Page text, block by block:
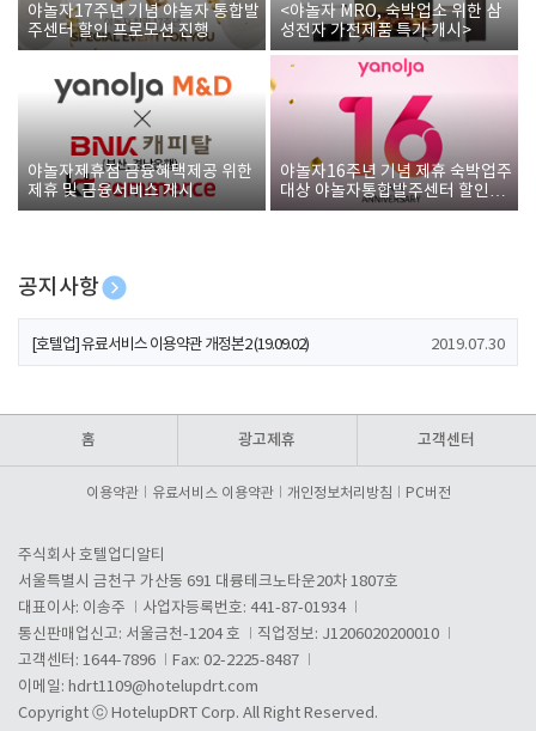
야놀자17주년 기념 야놀자 통합발
주센터 할인 프로모션 진행
<야놀자 MRO, 숙박업소 위한 삼
성전자 가전제품 특가 개시>
야놀자제휴점 금융혜택제공 위한
제휴 및 금융서비스 게시
야놀자16주년 기념 제휴 숙박업주
대상 야놀자통합발주센터 할인쿠
폰 증정
공지사항
[호텔업] 개인정보 처리방침 개정본1 (19.09.02)
[호텔업] 유료서비스 이용약관 개정본2 (19.09.02) 2019.07.30
홈 광고제휴 고객센터
이용약관 유료서비스 이용약관 개인정보처리방침 PC버전
주식회사 호텔업디알티
서울특별시 금천구 가산동 691 대륭테크노타운20차 1807호
대표이사: 이송주
사업자등록번호: 441-87-01934
통신판매업신고: 서울금천-1204 호
직업정보: J1206020200010
고객센터: 1644-7896
Fax: 02-2225-8487
이메일: hdrt1109@hotelupdrt.com
Copyright ⓒ HotelupDRT Corp. All Right Reserved.